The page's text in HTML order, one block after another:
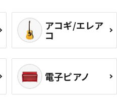
アコギ/エレア
コ
電子ピアノ